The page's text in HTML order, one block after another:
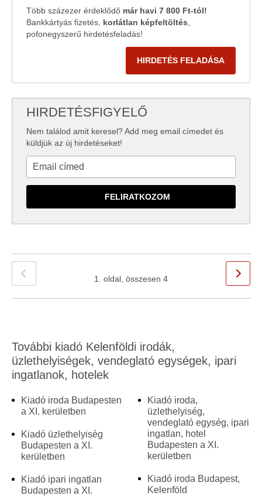
Több százezer érdeklődő már havi 7 800 Ft-tól!
Bankkártyás fizetés, korlátlan képfeltöltés
pofonegyszerű hirdetésfeladás!
HIRDETÉS FELADÁSA
HIRDETÉSFIGYELŐ
Nem találod amit keresel? Add meg email címedet és
küldjük az új hirdetéseket!
1. oldal, összesen 4
További kiadó Kelenföldi irodák,
üzlethelyiségek, vendeglató egységek, ipari
ingatlanok, hotelek
Kiadó iroda Budapesten
a XI. kerületben
Kiadó üzlethelyiség
Budapesten a XI.
kerületben
Kiadó ipari ingatlan
Budapesten a XI.
Kiadó iroda,
üzlethelyiség,
vendeglató egység, ipari
ingatlan, hotel
Budapesten a XI.
kerületben
Kiadó iroda Budapest,
Kelenföld